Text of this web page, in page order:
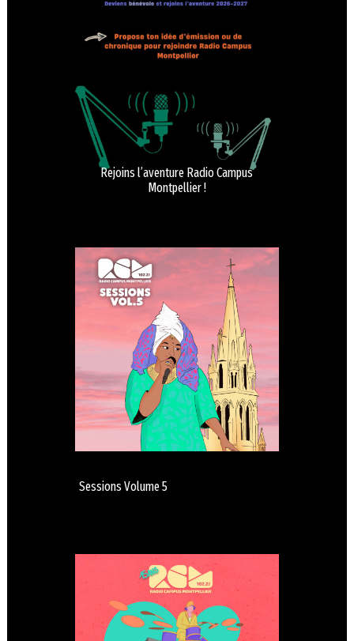
Rejoins l’aventure Radio Campus
Montpellier !
Sessions Volume 5